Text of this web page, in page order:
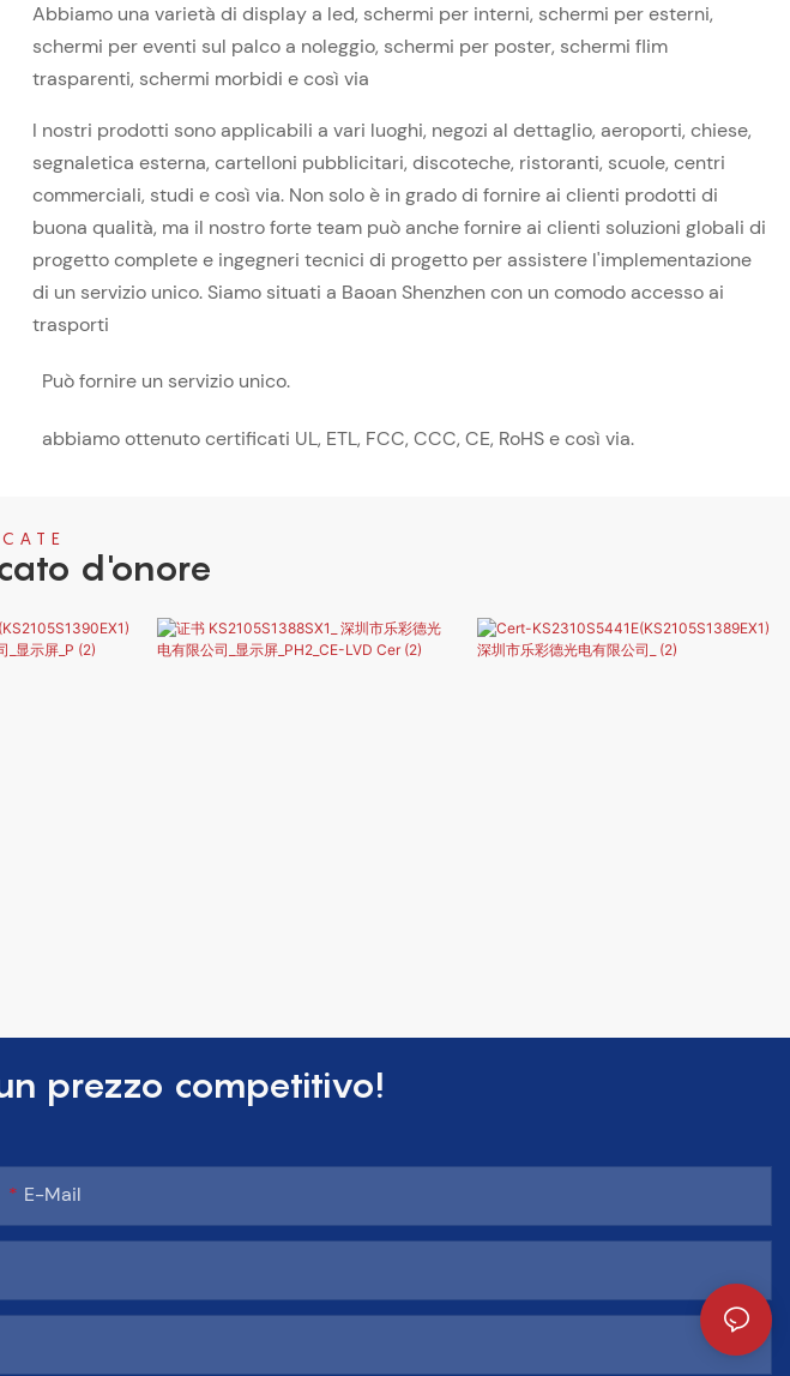
Abbiamo una varietà di display a led, schermi per interni, schermi per esterni,
schermi per eventi sul palco a noleggio, schermi per poster, schermi flim
trasparenti, schermi morbidi e così via
I nostri prodotti sono applicabili a vari luoghi, negozi al dettaglio, aeroporti, chiese,
segnaletica esterna, cartelloni pubblicitari, discoteche, ristoranti, scuole, centri
commerciali, studi e così via. Non solo è in grado di fornire ai clienti prodotti di
buona qualità, ma il nostro forte team può anche fornire ai clienti soluzioni globali di
progetto complete e ingegneri tecnici di progetto per assistere l'implementazione
di un servizio unico. Siamo situati a Baoan Shenzhen con un comodo accesso ai
trasporti
Può fornire un servizio unico.
abbiamo ottenuto certificati UL, ETL, FCC, CCC, CE, RoHS e così via.
d'onore
prezzo competitivo!
E-Mail